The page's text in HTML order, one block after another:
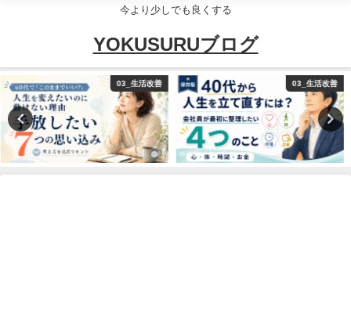
今より少しでも良くする
YOKUSURUブログ
03_生活改善 ポーカー